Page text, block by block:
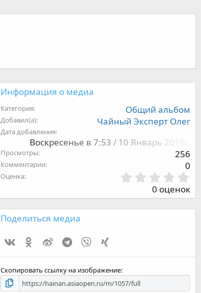
Информация о медиа
Категория Общий альбом
Добавил(а) Чайный Эксперт Олег
Дата добавления
Воскресенье в 7:53 / 10 Январь 2010г.
Просмотры 256
Комментарии 0
Оценка
,
0
0
д
0 оценок
Поделиться медиа
Vk
Ok Weibo Telegram
Viber
Скопировать ссылку на изображение